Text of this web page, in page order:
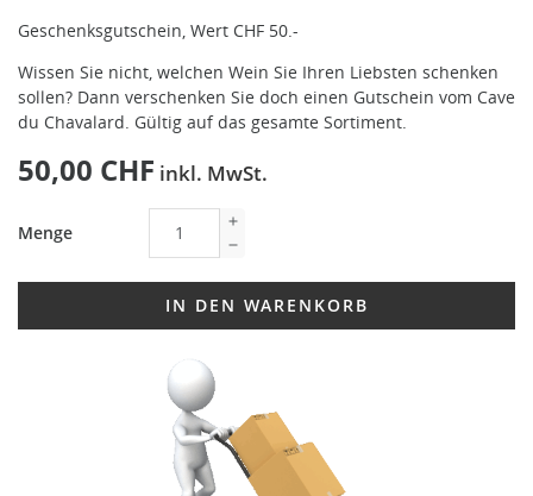
Geschenksgutschein, Wert CHF 50.-
Wissen Sie nicht, welchen Wein Sie Ihren Liebsten schenken
sollen? Dann verschenken Sie doch einen Gutschein vom Cave
du Chavalard. Gültig auf das gesamte Sortiment.
50,00 CHF inkl. MwSt.
Menge
IN DEN WARENKORB